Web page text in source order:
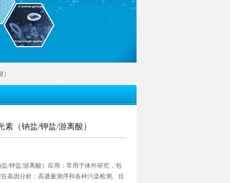
素（钠盐/钾盐/游离酸）
/钾盐/游离酸）应用：常用于体外研究，包
基因分析；高通量测序和各种污染检测。目